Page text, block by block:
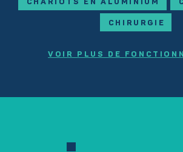
CHIRURGIE
VOIR PLUS DE